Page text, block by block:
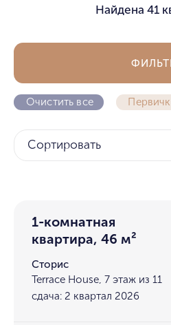
Найдена 41
Очистить все
Сортировать
1-комнатная
квартира, 46 м²
Сторис
Terrace House, 7 этаж из 11
сдача: 2 квартал 2026